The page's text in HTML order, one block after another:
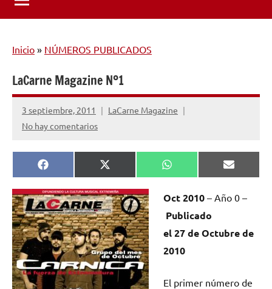
Inicio » NÚMEROS PUBLICADOS
LaCarne Magazine Nº1
3 septiembre, 2011
LaCarne Magazine
No hay comentarios
Compartir
en
Facebook
Compartir
en
X
(Twitter)
Compartir
en
WhatsApp
en
Email
Oct2010 – Año 0 –
Publicado
el 27de Octubrede
2010
El primer número de